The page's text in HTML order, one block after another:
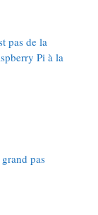
pas de la
Pi à la
pas